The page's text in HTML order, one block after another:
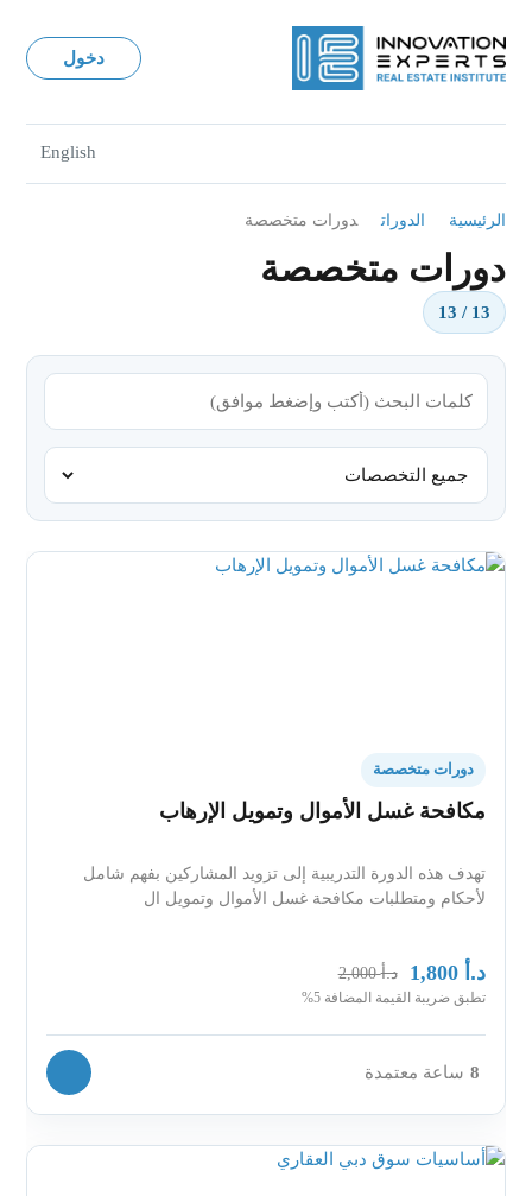
دخول
English
الرئيسية الدورات دورات متخصصة
دورات متخصصة
13 / 13
دورات متخصصة
مكافحة غسل الأموال وتمويل الإرهاب
تهدف هذه الدورة التدريبية إلى تزويد المشاركين بفهم شامل
لأحكام ومتطلبات مكافحة غسل الأموال وتمويل ال
د.أ 1,800 د.أ2,000
تطبق ضريبة القيمة المضافة 5%
8 ساعة معتمدة